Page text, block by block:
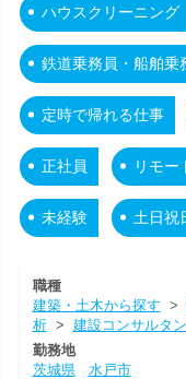
ハウスクリーニング
鉄道乗務員・船舶乗
定時で帰れる仕事
正社員 リモー
未経験 土日祝
職種
建築・土木から探す >
析> 建設コンサルタ
勤務地
茨城県
水戸市